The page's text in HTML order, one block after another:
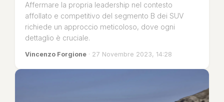
Affermare la propria leadership nel contesto
affollato e competitivo del segmento B dei SUV
richiede un approccio meticoloso, dove ogni
dettaglio è cruciale.
Vincenzo Forgione · 27 Novembre 2023, 14:28